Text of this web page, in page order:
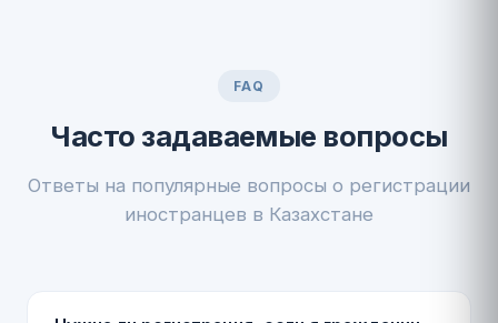
FAQ
Часто задаваемые вопросы
Ответы на популярные вопросы о регистрации
иностранцев в Казахстане